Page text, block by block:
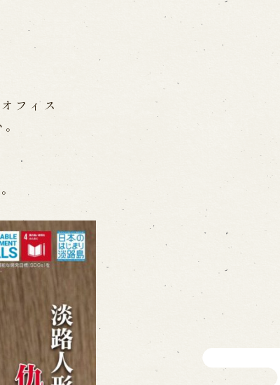
予約
WEB予約 メールフォームから予約
求人情報
関連施設
通販サイトうずのくに
道の駅うずしお
うずの丘大鳴門橋記念館
フィス